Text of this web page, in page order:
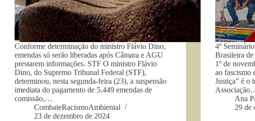
Conforme determinação do ministro Flávio Dino,
emendas só serão liberadas após Câmara e AGU
prestarem informações. STF O ministro Flávio
Dino, do Supremo Tribunal Federal (STF),
determinou, nesta segunda-feira (23), a suspensão
imediata do pagamento de 5.449 emendas de
comissão,…
CombateRacismoAmbiental
23 de dezembro de 2024
4º
Brasileira de
1º de
ao fascismo
Justiça” é o
Ana
29 de